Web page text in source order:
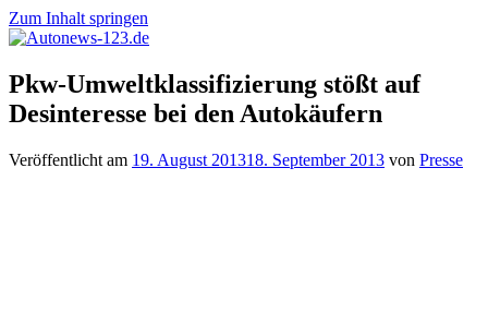
Zum Inhalt springen
Autonews-
123.de
Autonews
mit
Charme
Pkw-Umweltklassifizierung stößt auf
Desinteresse bei den Autokäufern
Veröffentlicht am 19. August 201318. September 2013 von Presse